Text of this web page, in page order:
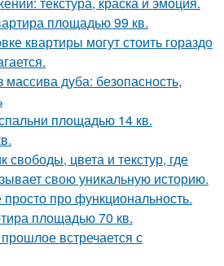
площадью 99 кв.
квартиры могут стоить гораздо
массива дуба: безопасность,
площадью 14 кв.
свободы, цвета и текстур, где
свою уникальную историю.
про функциональность.
площадью 70 кв.
встречается с